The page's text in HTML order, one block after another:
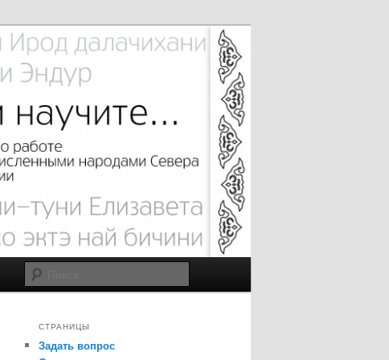
СТРАНИЦЫ
Задать вопрос